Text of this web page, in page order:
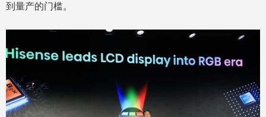
到量产的门槛。